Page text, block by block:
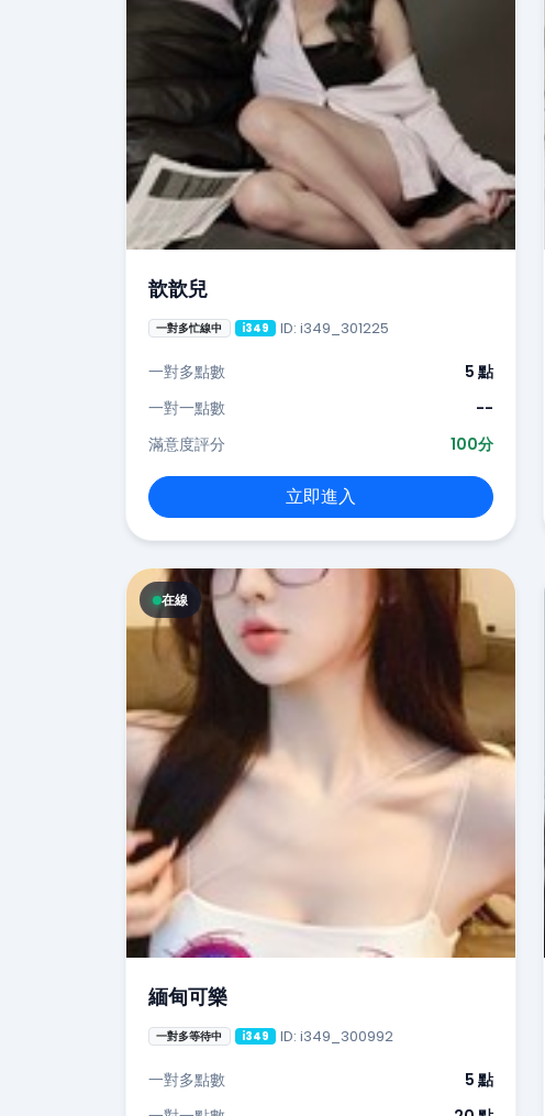
歆歆兒
一對多忙線中 i349 ID: i349_301225
一對多點數
5 點
一對一點數
--
滿意度評分
100分
立即進入
在線
緬甸可樂
一對多等待中 i349 ID: i349_300992
一對多點數
5 點